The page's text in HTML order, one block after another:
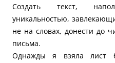
Создать текст,
уникальностью,
не на словах, донести до
письма.
Однажды я взяла лист